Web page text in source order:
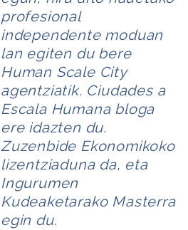
profesional
independente moduan
lan egiten du bere
Human Scale City
agentziatik. Ciudades a
Escala Humana bloga
ere idazten du.
Zuzenbide Ekonomikoko
lizentziaduna da, eta
Ingurumen
Kudeaketarako Masterra
egin du.